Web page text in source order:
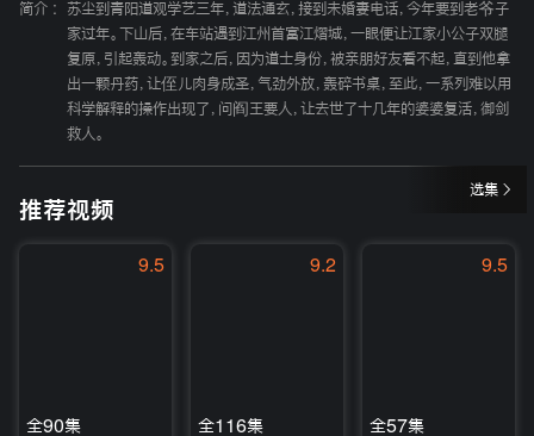
简介 :
苏尘到青阳道观学艺三年，道法通玄，接到未婚妻电话，今年要到老爷子
家过年。下山后，在车站遇到江州首富江熠城，一眼便让江家小公子双腿
复原，引起轰动。到家之后，因为道士身份，被亲朋好友看不起，直到他拿
出一颗丹药，让侄儿肉身成圣，气劲外放，轰碎书桌，至此，一系列难以用
科学解释的操作出现了，问阎王要人，让去世了十几年的婆婆复活，御剑
救人。
选集
推荐视频
9.5
全90集
9.2
全116集
9.5
全57集